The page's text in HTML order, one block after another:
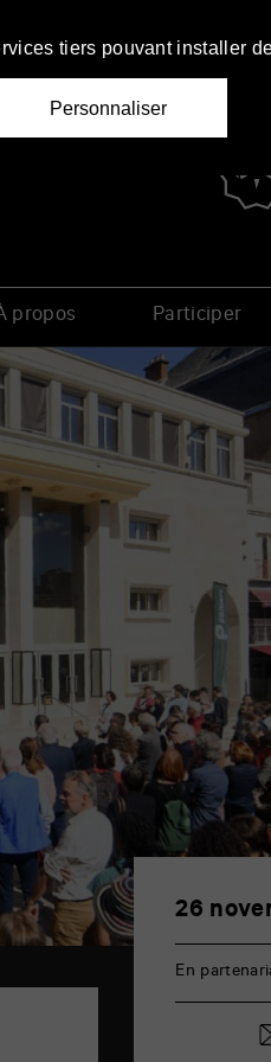
propos Participer
26
En
tiers pouvant installer
Personnaliser